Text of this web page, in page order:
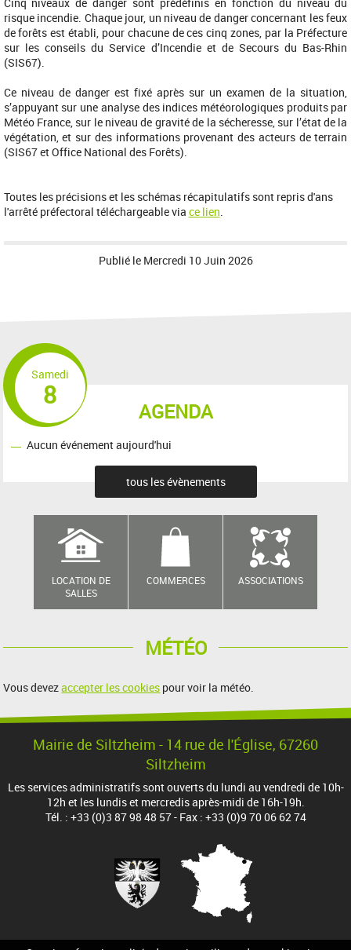
risque incendie. Chaque jour, un niveau de danger concernant les feux
de forêts est établi, pour chacune de ces cinq zones, par la Préfecture
sur les conseils du Service d’Incendie et de Secours du Bas-Rhin
(SIS67).
Ce niveau de danger est fixé après sur un examen de la situation,
s’appuyant sur une analyse des indices météorologiques produits par
Météo France, sur le niveau de gravité de la sécheresse, sur l’état de la
végétation, et sur des informations provenant des acteurs de terrain
(SIS67 et Office National des Forêts).
Toutes les précisions et les schémas récapitulatifs sont repris d'ans
l'arrêté préfectoral téléchargeable via ce lien
Publié le Mercredi 10 Juin 2026
AGENDA
Samedi
8
Aucun événement aujourd'hui
tous les évènements
LOCATION DE
SALLES
COMMERCES ASSOCIATIONS
MÉTÉO
Vous devezaccepter les cookies pour voir la météo.
Mairie de Siltzheim - 14 rue de l'Église, 67260
Siltzheim
Les services administratifs sont ouverts du lundi au vendredi de 10h-
12h et les lundis et mercredis après-midi de 16h-19h.
Tél. : +33 (0)3 87 98 48 57 - Fax : +33 (0)9 70 06 62 74